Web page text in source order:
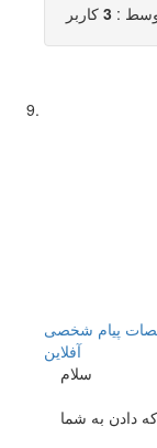
:
3 کاربر
پیام شخصی
آفلاين
سلام
دادن به شما